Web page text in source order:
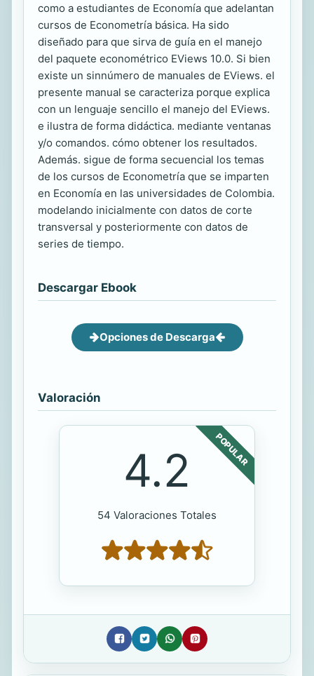
como a estudiantes de Economía que adelantan
cursos de Econometría básica. Ha sido
diseñado para que sirva de guía en el manejo
del paquete econométrico EViews 10.0. Si bien
existe un sinnúmero de manuales de EViews. el
presente manual se caracteriza porque explica
con un lenguaje sencillo el manejo del EViews.
e ilustra de forma didáctica. mediante ventanas
y/o comandos. cómo obtener los resultados.
Además. sigue de forma secuencial los temas
de los cursos de Econometría que se imparten
en Economía en las universidades de Colombia.
modelando inicialmente con datos de corte
transversal y posteriormente con datos de
series de tiempo.
Descargar Ebook
Opciones de Descarga
Valoración
POPULAR
4.2
54 Valoraciones Totales